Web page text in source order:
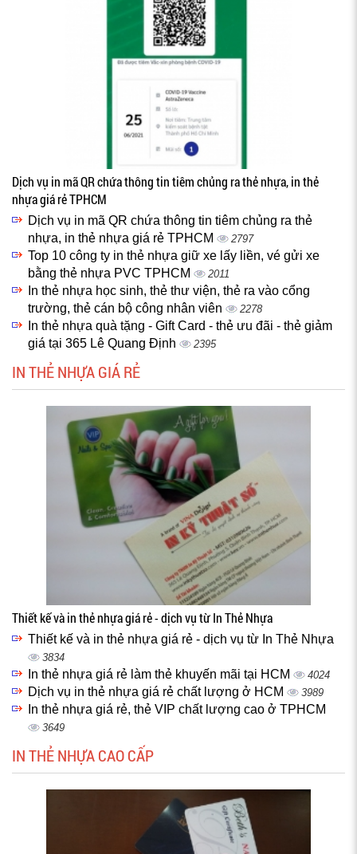
Dịch vụ in mã QR chứa thông tin tiêm chủng ra thẻ nhựa, in thẻ
nhựa giá rẻ TPHCM
Dịch vụ in mã QR chứa thông tin tiêm chủng ra thẻ
nhựa, in thẻ nhựa giá rẻ TPHCM
2797
Top 10 công ty in thẻ nhựa giữ xe lấy liền, vé gửi xe
bằng thẻ nhựa PVC TPHCM
2011
In thẻ nhựa học sinh, thẻ thư viện, thẻ ra vào cổng
trường, thẻ cán bộ công nhân viên
2278
In thẻ nhựa quà tặng - Gift Card - thẻ ưu đãi - thẻ giảm
giá tại 365 Lê Quang Định
2395
IN THẺ NHỰA GIÁ RẺ
Thiết kế và in thẻ nhựa giá rẻ - dịch vụ từ In Thẻ Nhựa
Thiết kế và in thẻ nhựa giá rẻ - dịch vụ từ In Thẻ Nhựa
3834
In thẻ nhựa giá rẻ làm thẻ khuyến mãi tại HCM 4024
Dịch vụ in thẻ nhựa giá rẻ chất lượng ở HCM 3989
In thẻ nhựa giá rẻ, thẻ VIP chất lượng cao ở TPHCM
3649
IN THẺ NHỰA CAO CẤP